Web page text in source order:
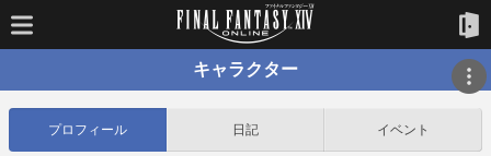
キャラクター
プロフィール 日記 イベント